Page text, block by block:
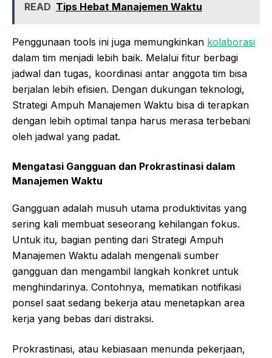
READ Tips Hebat Manajemen Waktu
Penggunaan tools ini juga memungkinkan kolaborasi
dalam tim menjadi lebih baik. Melalui fitur berbagi
jadwal dan tugas, koordinasi antar anggota tim bisa
berjalan lebih efisien. Dengan dukungan teknologi,
Strategi Ampuh Manajemen Waktu bisa di terapkan
dengan lebih optimal tanpa harus merasa terbebani
oleh jadwal yang padat.
Mengatasi Gangguan dan Prokrastinasi dalam
Manajemen Waktu
Gangguan adalah musuh utama produktivitas yang
sering kali membuat seseorang kehilangan fokus.
Untuk itu, bagian penting dari Strategi Ampuh
Manajemen Waktu adalah mengenali sumber
gangguan dan mengambil langkah konkret untuk
menghindarinya. Contohnya, mematikan notifikasi
ponsel saat sedang bekerja atau menetapkan area
kerja yang bebas dari distraksi.
Prokrastinasi, atau kebiasaan menunda pekerjaan,